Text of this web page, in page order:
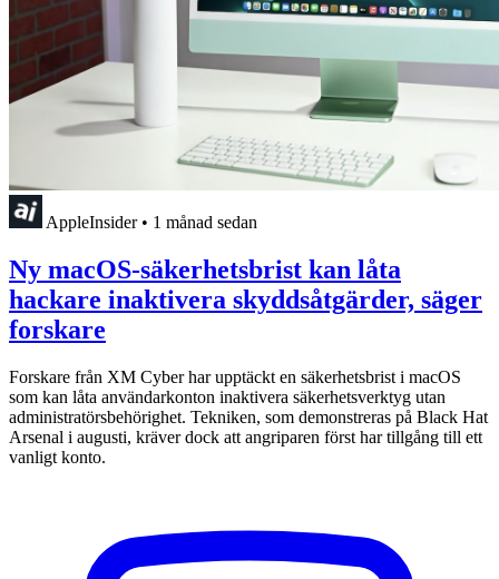
AppleInsider • 1 månad sedan
Ny macOS-säkerhetsbrist kan låta
hackare inaktivera skyddsåtgärder, säger
forskare
Forskare från XM Cyber har upptäckt en säkerhetsbrist i macOS
som kan låta användarkonton inaktivera säkerhetsverktyg utan
administratörsbehörighet. Tekniken, som demonstreras på Black Hat
Arsenal i augusti, kräver dock att angriparen först har tillgång till ett
vanligt konto.